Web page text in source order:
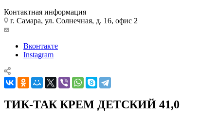
Контактная информация
г. Самара, ул. Солнечная, д. 16, офис 2
Вконтакте
Instagram
ТИК-ТАК КРЕМ ДЕТСКИЙ 41,0